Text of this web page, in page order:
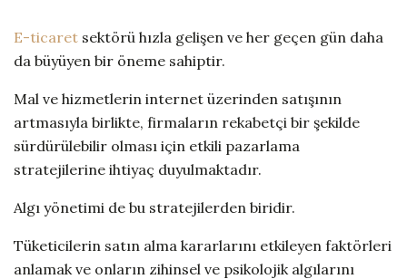
E-ticaret sektörü hızla gelişen ve her geçen gün daha
da büyüyen bir öneme sahiptir.
Mal ve hizmetlerin internet üzerinden satışının
artmasıyla birlikte, firmaların rekabetçi bir şekilde
sürdürülebilir olması için etkili pazarlama
stratejilerine ihtiyaç duyulmaktadır.
Algı yönetimi de bu stratejilerden biridir.
Tüketicilerin satın alma kararlarını etkileyen faktörleri
anlamak ve onların zihinsel ve psikolojik algılarını